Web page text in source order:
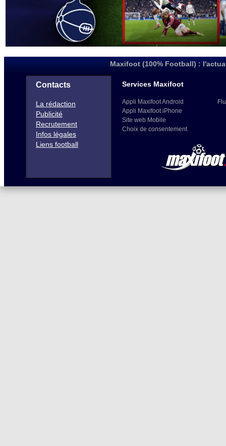
Maxifoot (100% Football) :
Contacts
La rédaction
Publicité
Recrutement
Infos légales
Liens football
Services Maxifoot
Appli Maxifoot Android
Appli Maxifoot iPhone
Site web Mobile
Choix de consentement